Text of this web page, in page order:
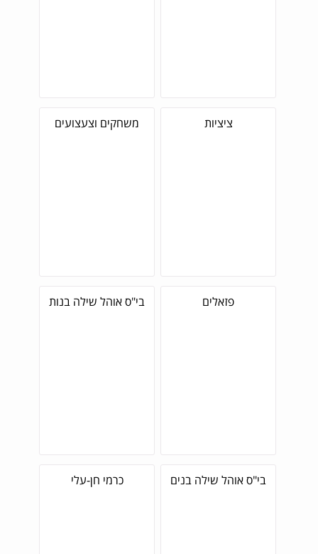
ציציות משחקים וצעצועים
פזאלים בי"ס אוהל שילה בנות
בי"ס אוהל שילה בנים כרמי חן-עלי